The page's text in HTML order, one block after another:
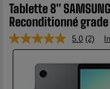
Tablette 8"
Reconditionné grade
5.0 Lire
2
avis.
Lien
(2)